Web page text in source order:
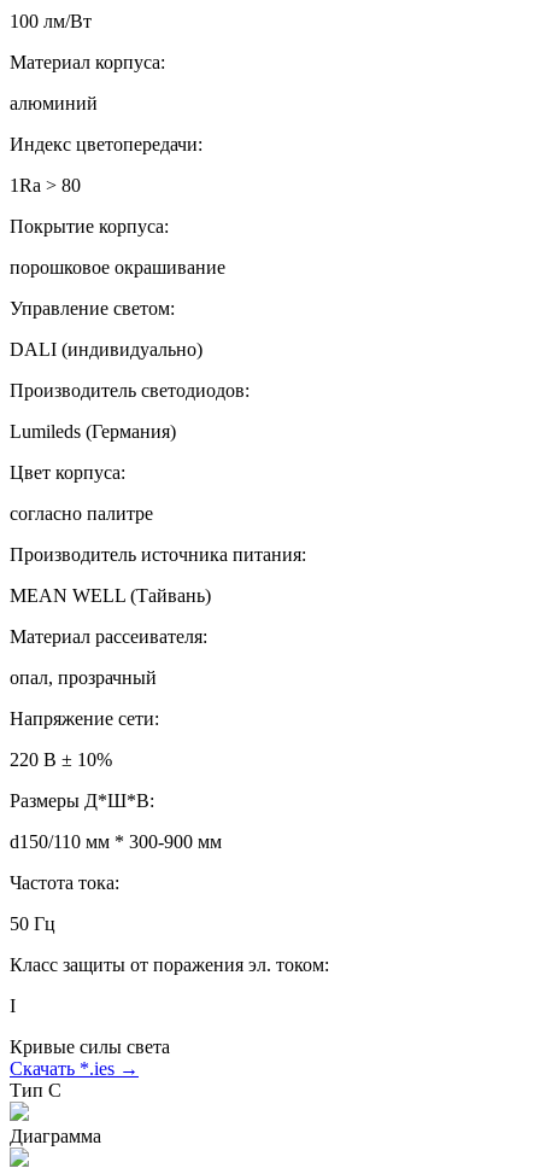
100 лм/Вт
Материал корпуса:
алюминий
Индекс цветопередачи:
1Ra > 80
Покрытие корпуса:
порошковое окрашивание
Управление светом:
DALI (индивидуально)
Производитель светодиодов:
Lumileds (Германия)
Цвет корпуса:
согласно палитре
Производитель источника питания:
MEAN WELL (Тайвань)
Материал рассеивателя:
опал, прозрачный
Напряжение сети:
220 В ± 10%
Размеры Д*Ш*В:
d150/110 мм * 300-900 мм
Частота тока:
50 Гц
Класс защиты от поражения эл. током:
I
Кривые силы света
Скачать *.ies →
Тип С
Диаграмма